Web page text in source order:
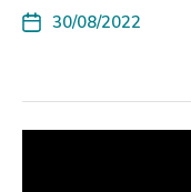
30/08/2022